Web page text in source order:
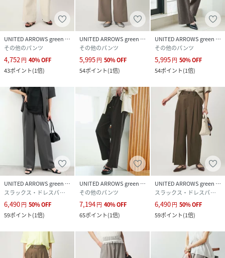
UNITED ARROWS green label relaxing
その他のパンツ
4,752円 40%OFF
43ポイント(1倍)
UNITED ARROWS green label relaxing
その他のパンツ
5,995円 50%OFF
54ポイント(1倍)
UNITED ARROWS green label relaxing
その他のパンツ
5,995円 50%OFF
54ポイント(1倍)
UNITED ARROWS green label relaxing
スラックス・ドレスパンツ
6,490円 50%OFF
59ポイント(1倍)
UNITED ARROWS green label relaxing
その他のパンツ
7,194円 40%OFF
65ポイント(1倍)
UNITED ARROWS green label relaxing
スラックス・ドレスパンツ
6,490円 50%OFF
59ポイント(1倍)